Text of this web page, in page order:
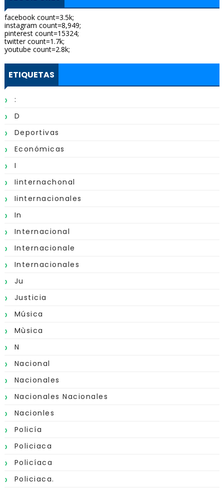
facebook count=3.5k;
instagram count=8,949;
pinterest count=15324;
twitter count=1.7k;
youtube count=2.8k;
ETIQUETAS
:
D
Deportivas
Económicas
I
Iinternachonal
Iinternacionales
In
Internacional
Internacionale
Internacionales
Ju
Justicia
Música
Mùsica
N
Nacional
Nacionales
Nacionales Nacionales
Nacionles
Policía
Policiaca
Policíaca
Policiaca.